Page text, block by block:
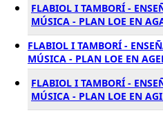
FLABIOL I TAMBORÍ -
MÚSICA - PLAN LOE EN
FLABIOL I TAMBORÍ -
MÚSICA - PLAN LOE EN
FLABIOL I TAMBORÍ -
MÚSICA - PLAN LOE EN